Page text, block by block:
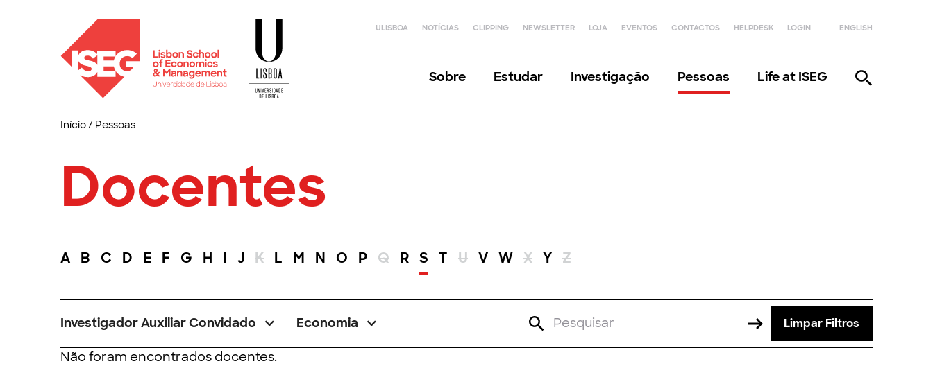
ULISBOA NOTÍCIAS CLIPPING NEWSLETTER LOJA EVENTOS CONTACTOS HELPDESK LOGIN ENGLISH
Sobre Estudar Investigação Pessoas Life at ISEG
Início/ Pessoas
Docentes
A B C D E F G H I J K L M N O P Q R S T U V W X Y Z
Investigador Auxiliar Convidado Economia Limpar Filtros
Não foram encontrados docentes.